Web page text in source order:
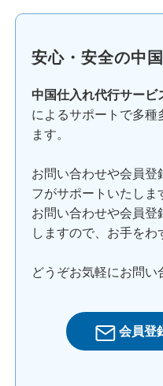
安心・安全の中
中国仕入れ代行サービ
によるサポートで多種
ます。
お問い合わせや会員登
フがサポートいたしま
お問い合わせや会員登
しますので、お手をわ
どうぞお気軽にお問い
会員登